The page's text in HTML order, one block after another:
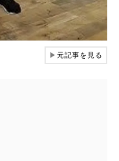
▶元記事を見る